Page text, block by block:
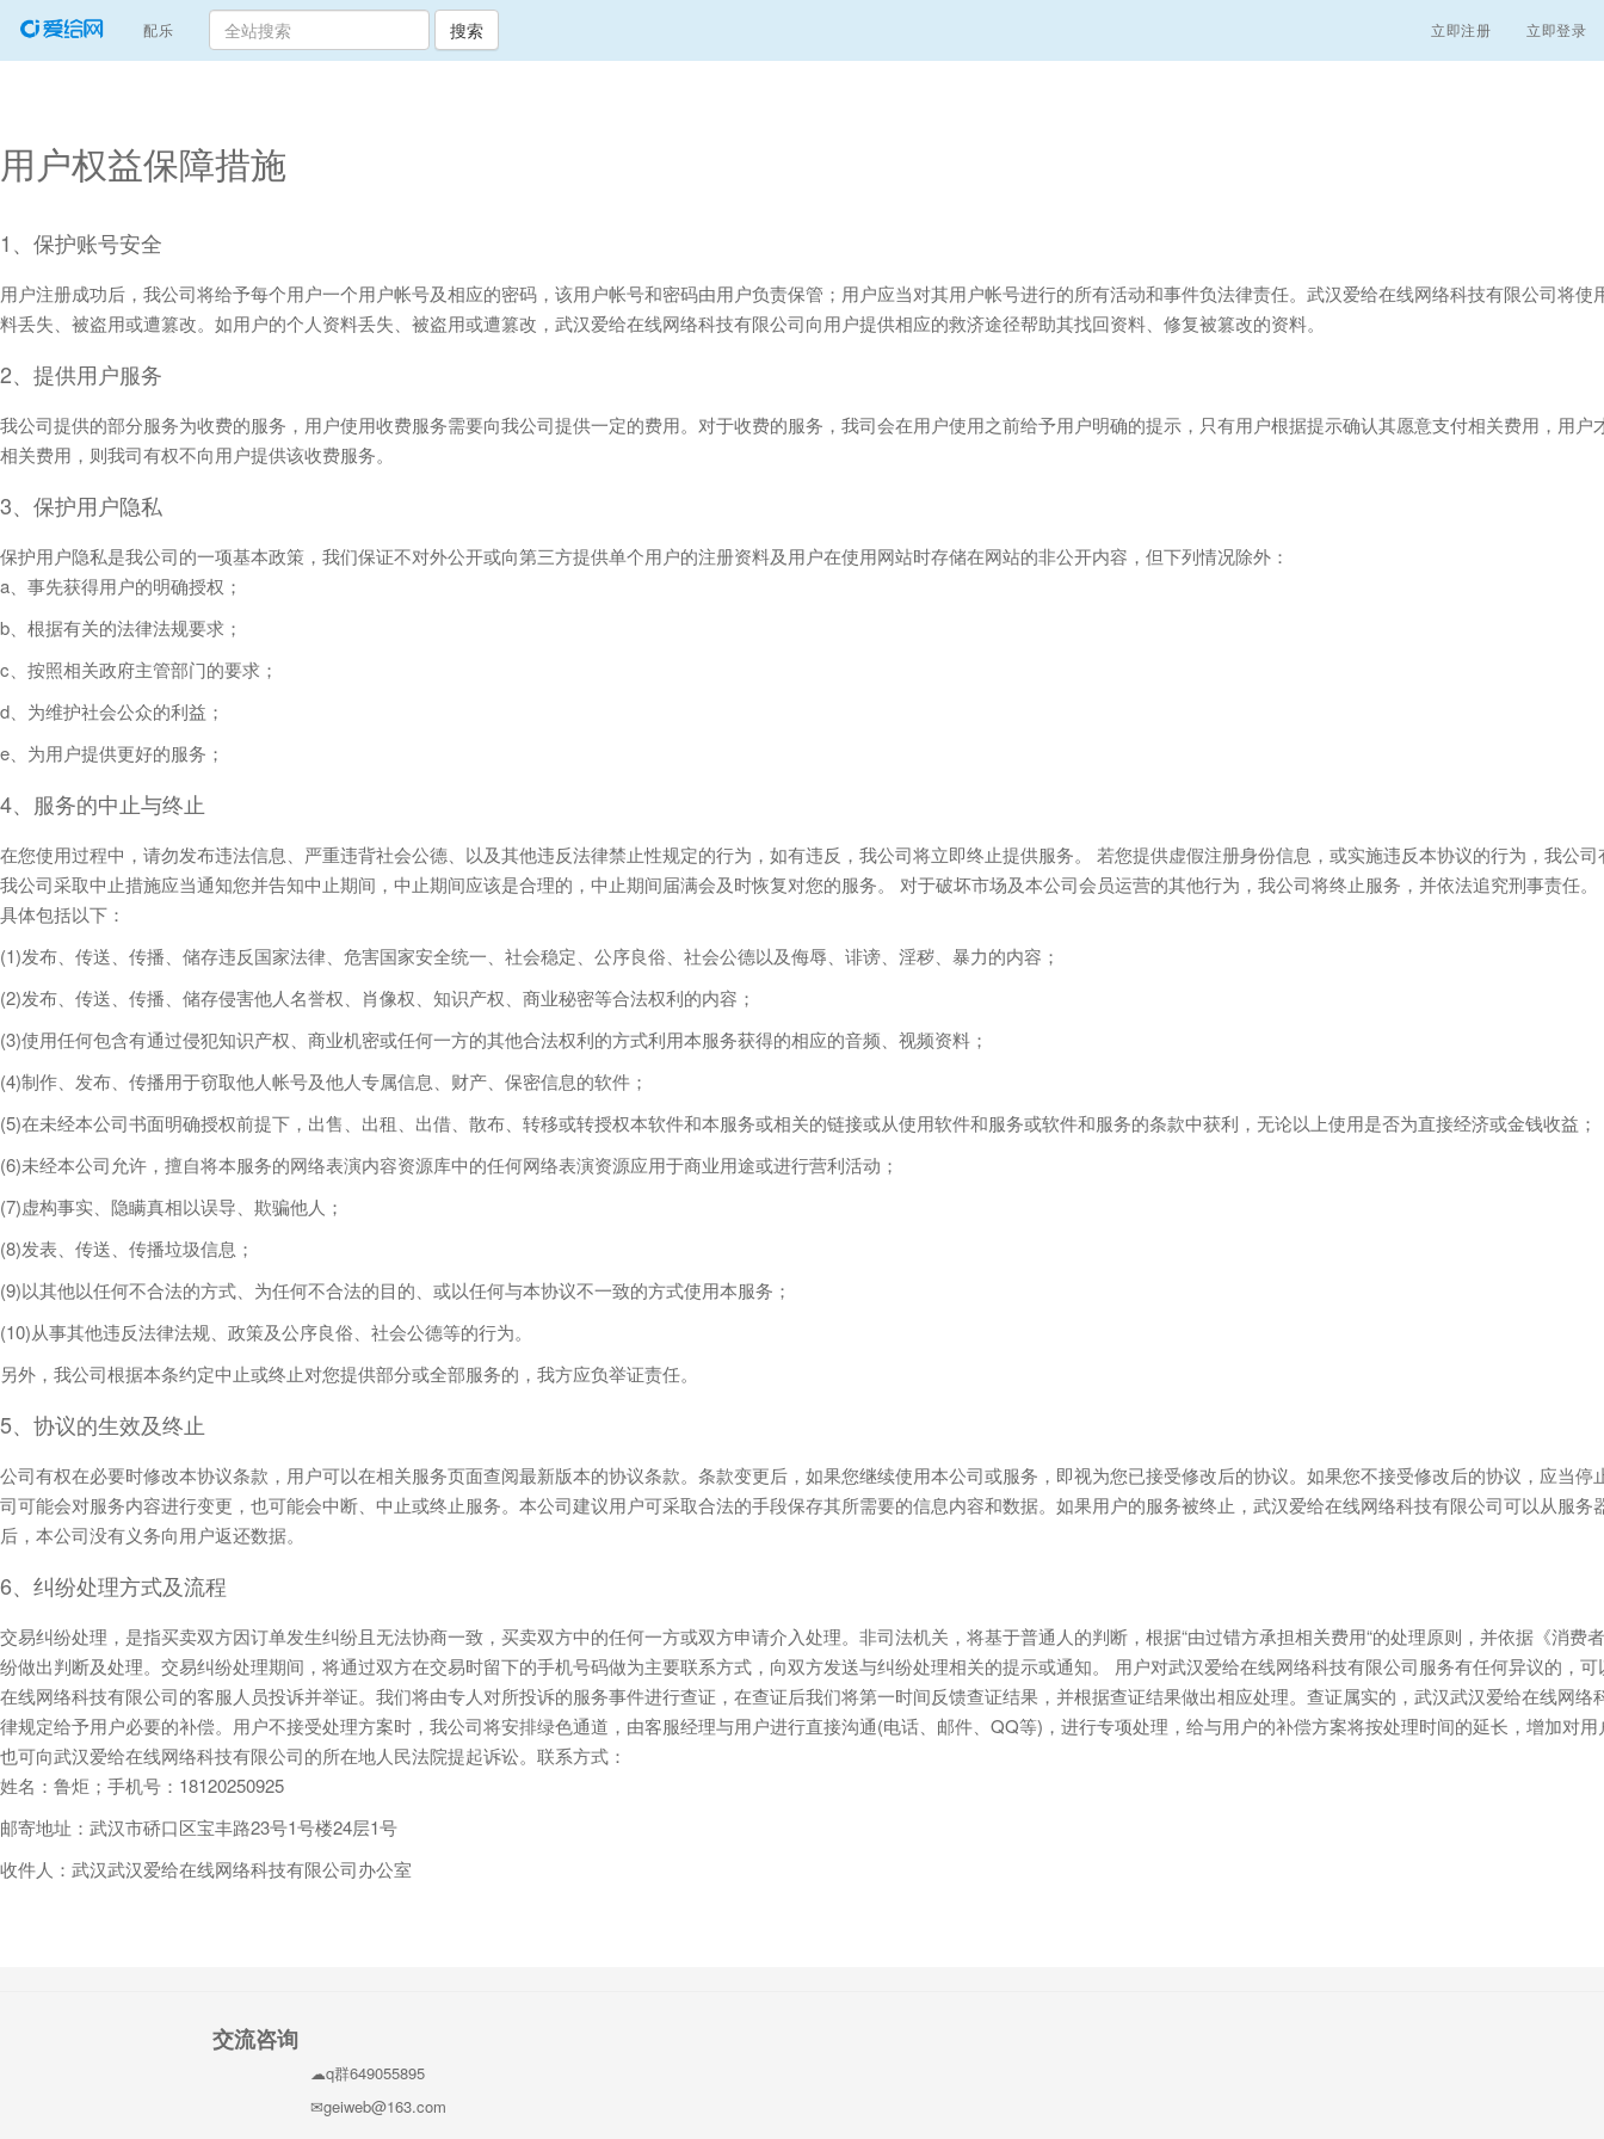
配乐(current) 搜索 立即注册 立即登录
用户权益保障措施
1、保护账号安全
用户注册成功后，我公司将给予每个用户一个用户帐号及相应的密码，该用户帐号和密码由用户负责保管；用户应当对其用户帐号进行的所有活动和事件负法律责任。武汉爱给在线网络科技有限公司将
料丢失、被盗用或遭篡改。如用户的个人资料丢失、被盗用或遭篡改，武汉爱给在线网络科技有限公司向用户提供相应的救济途径帮助其找回资料、修复被篡改的资料。
2、提供用户服务
我公司提供的部分服务为收费的服务，用户使用收费服务需要向我公司提供一定的费用。对于收费的服务，我司会在用户使用之前给予用户明确的提示，只有用户根据提示确认其愿意支付相关费用，用
相关费用，则我司有权不向用户提供该收费服务。
3、保护用户隐私
保护用户隐私是我公司的一项基本政策，我们保证不对外公开或向第三方提供单个用户的注册资料及用户在使用网站时存储在网站的非公开内容，但下列情况除外：
a、事先获得用户的明确授权；
b、根据有关的法律法规要求；
c、按照相关政府主管部门的要求；
d、为维护社会公众的利益；
e、为用户提供更好的服务；
4、服务的中止与终止
在您使用过程中，请勿发布违法信息、严重违背社会公德、以及其他违反法律禁止性规定的行为，如有违反，我公司将立即终止提供服务。 若您提供虚假注册身份信息，或实施违反本协议的行为，我公
我公司采取中止措施应当通知您并告知中止期间，中止期间应该是合理的，中止期间届满会及时恢复对您的服务。 对于破坏市场及本公司会员运营的其他行为，我公司将终止服务，并依法追究刑事责任。
具体包括以下：
(1)发布、传送、传播、储存违反国家法律、危害国家安全统一、社会稳定、公序良俗、社会公德以及侮辱、诽谤、淫秽、暴力的内容；
(2)发布、传送、传播、储存侵害他人名誉权、肖像权、知识产权、商业秘密等合法权利的内容；
(3)使用任何包含有通过侵犯知识产权、商业机密或任何一方的其他合法权利的方式利用本服务获得的相应的音频、视频资料；
(4)制作、发布、传播用于窃取他人帐号及他人专属信息、财产、保密信息的软件；
(5)在未经本公司书面明确授权前提下，出售、出租、出借、散布、转移或转授权本软件和本服务或相关的链接或从使用软件和服务或软件和服务的条款中获利，无论以上使用是否为直接经济或金钱收益；
(6)未经本公司允许，擅自将本服务的网络表演内容资源库中的任何网络表演资源应用于商业用途或进行营利活动；
(7)虚构事实、隐瞒真相以误导、欺骗他人；
(8)发表、传送、传播垃圾信息；
(9)以其他以任何不合法的方式、为任何不合法的目的、或以任何与本协议不一致的方式使用本服务；
(10)从事其他违反法律法规、政策及公序良俗、社会公德等的行为。
另外，我公司根据本条约定中止或终止对您提供部分或全部服务的，我方应负举证责任。
5、协议的生效及终止
公司有权在必要时修改本协议条款，用户可以在相关服务页面查阅最新版本的协议条款。条款变更后，如果您继续使用本公司或服务，即视为您已接受修改后的协议。如果您不接受修改后的协议，应当
司可能会对服务内容进行变更，也可能会中断、中止或终止服务。本公司建议用户可采取合法的手段保存其所需要的信息内容和数据。如果用户的服务被终止，武汉爱给在线网络科技有限公司可以从服
后，本公司没有义务向用户返还数据。
6、纠纷处理方式及流程
交易纠纷处理，是指买卖双方因订单发生纠纷且无法协商一致，买卖双方中的任何一方或双方申请介入处理。非司法机关，将基于普通人的判断，根据“由过错方承担相关费用“的处理原则，并依据《消费
纷做出判断及处理。交易纠纷处理期间，将通过双方在交易时留下的手机号码做为主要联系方式，向双方发送与纠纷处理相关的提示或通知。 用户对武汉爱给在线网络科技有限公司服务有任何异议的，
在线网络科技有限公司的客服人员投诉并举证。我们将由专人对所投诉的服务事件进行查证，在查证后我们将第一时间反馈查证结果，并根据查证结果做出相应处理。查证属实的，武汉武汉爱给在线网
律规定给予用户必要的补偿。用户不接受处理方案时，我公司将安排绿色通道，由客服经理与用户进行直接沟通(电话、邮件、QQ等)，进行专项处理，给与用户的补偿方案将按处理时间的延长，增加对
也可向武汉爱给在线网络科技有限公司的所在地人民法院提起诉讼。联系方式：
姓名：鲁炬；手机号：18120250925
邮寄地址：武汉市硚口区宝丰路23号1号楼24层1号
收件人：武汉武汉爱给在线网络科技有限公司办公室
交流咨询
q群649055895
geiweb@163.com